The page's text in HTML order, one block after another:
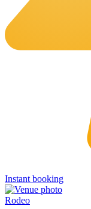
Instant booking
Rodeo